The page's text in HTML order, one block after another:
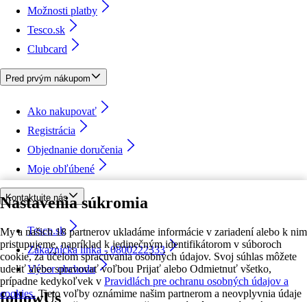
Nastavenia súkromia
My a našich 18 partnerov ukladáme informácie v zariadení alebo k nim
pristupujeme, napríklad k jedinečným identifikátorom v súboroch
cookie, za účelom spracúvania osobných údajov. Svoj súhlas môžete
udeliť alebo spravovať voľbou Prijať alebo Odmietnuť všetko,
prípadne kedykoľvek v Pravidlách pre ochranu osobných údajov a
cookies. Tieto voľby oznámime našim partnerom a neovplyvnia údaje
Možnosti platby
Tesco.sk
Clubcard
Pred prvým nákupom
Ako nakupovať
Registrácia
Objednanie doručenia
Moje obľúbené
Kontaktujte nás
Tesco.sk
Zákaznícka linka - 0800222333
Výber obchodu
followUs